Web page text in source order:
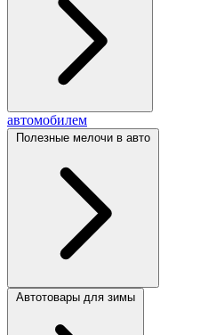
автомобилем
Полезные мелочи в авто
Автотовары для зимы